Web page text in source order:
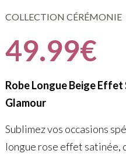
COLLECTION CÉRÉMONIE
49.99€
Robe Longue Beige Effet
Glamour
Sublimez vos occasions
longue rose effet satinée,